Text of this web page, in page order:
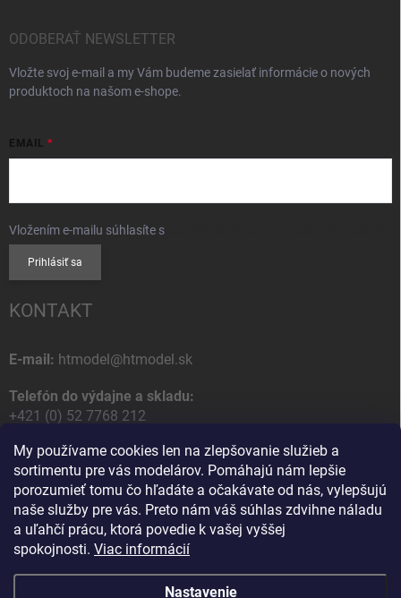
My používame cookies len na zlepšovanie služieb a
sortimentu pre vás modelárov. Pomáhajú nám lepšie
porozumieť tomu čo hľadáte a očakávate od nás, vylepšujú
naše služby pre vás. Preto nám váš súhlas zdvihne náladu
a uľahčí prácu, ktorá povedie k vašej vyššej
spokojnosti. Viac informácií
Nastavenie
ODOBERAŤ NEWSLETTER
Vložte svoj e-mail a my Vám budeme zasielať informácie o nových
produktoch na našom e-shope.
EMAIL
Vložením e-mailu súhlasíte s
Prihlásiť sa
KONTAKT
E-mail: htmodel@htmodel.sk
Telefón do výdajne a skladu:
+421 (0) 52 7768 212
Poštová / Odberná adresa:
HT model
Na letisko 49
058 01 Poprad
Slovenská Republika